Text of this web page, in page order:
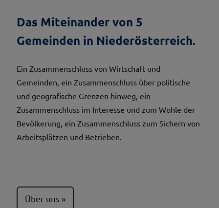
Das Miteinander von 5
Gemeinden in Niederösterreich.
Ein Zusammenschluss von Wirtschaft und
Gemeinden, ein Zusammenschluss über politische
und geografische Grenzen hinweg, ein
Zusammenschluss im Interesse und zum Wohle der
Bevölkerung, ein Zusammenschluss zum Sichern von
Arbeitsplätzen und Betrieben.
Über uns